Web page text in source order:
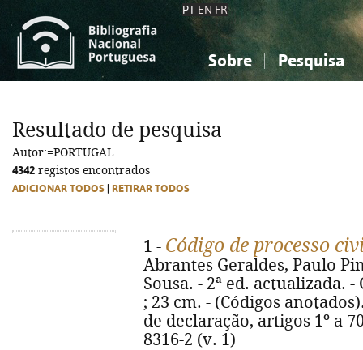
PT EN FR
Sobre Pesquisa
Ciências sociais...
Ciências sociais...
Resultado de pesquisa
Autor:=PORTUGAL
4342 registos encontrados
ADICIONAR TODOS RETIRAR TODOS
1 - Código de processo
Abrantes Geraldes, Paulo
Sousa. - 2ª ed. actualizada.
; 23 cm. - (Códigos
de declaração, artigos 1º a
8316-2 (v. 1)